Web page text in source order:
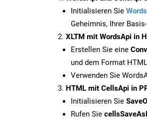
Initialisieren Sie
Geheimnis, Ihrer
XLTM mit WordsApi in
Erstellen Sie eine
und dem Format
Verwenden Sie
HTML mit CellsApi in
Initialisieren Sie
Rufen Sie